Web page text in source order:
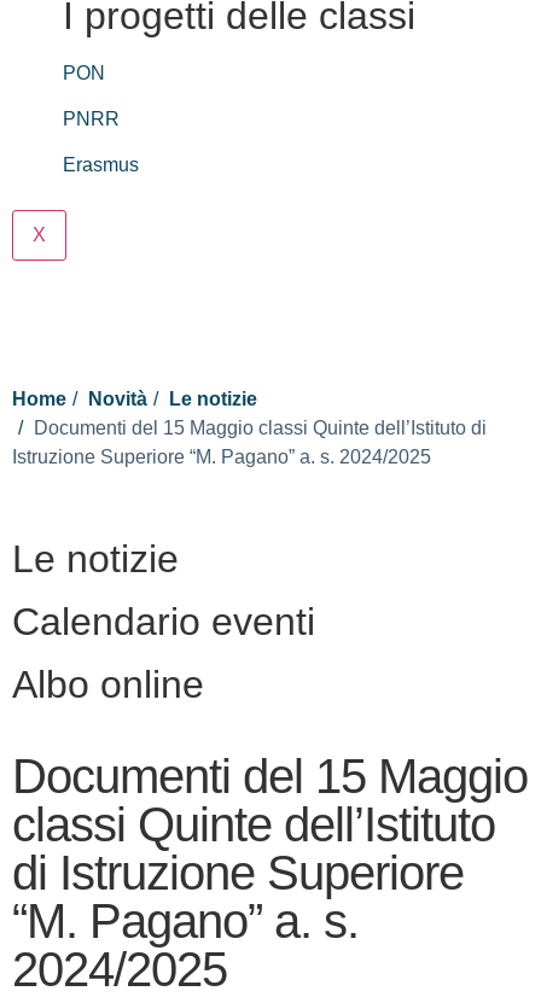
I progetti delle classi
PON
PNRR
Erasmus
X
Home Novità
Le notizie
Documenti del 15 Maggio classi Quinte dell’Istituto di
Istruzione Superiore “M. Pagano” a. s. 2024/2025
Le notizie
Calendario eventi
Albo online
Documenti del 15 Maggio
classi Quinte dell’Istituto
di Istruzione Superiore
“M. Pagano” a. s.
2024/2025